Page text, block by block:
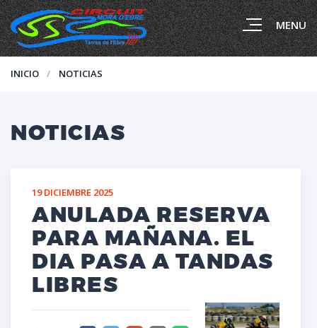
MENU
INICIO NOTICIAS
NOTICIAS
19 DICIEMBRE 2025
ANULADA RESERVA
PARA MAÑANA. EL
DIA PASA A TANDAS
LIBRES